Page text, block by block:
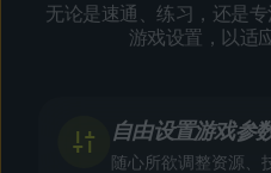
无论是速通、练习，还是
游戏设置，以适
自由设置游戏参
随心所欲调整资源、